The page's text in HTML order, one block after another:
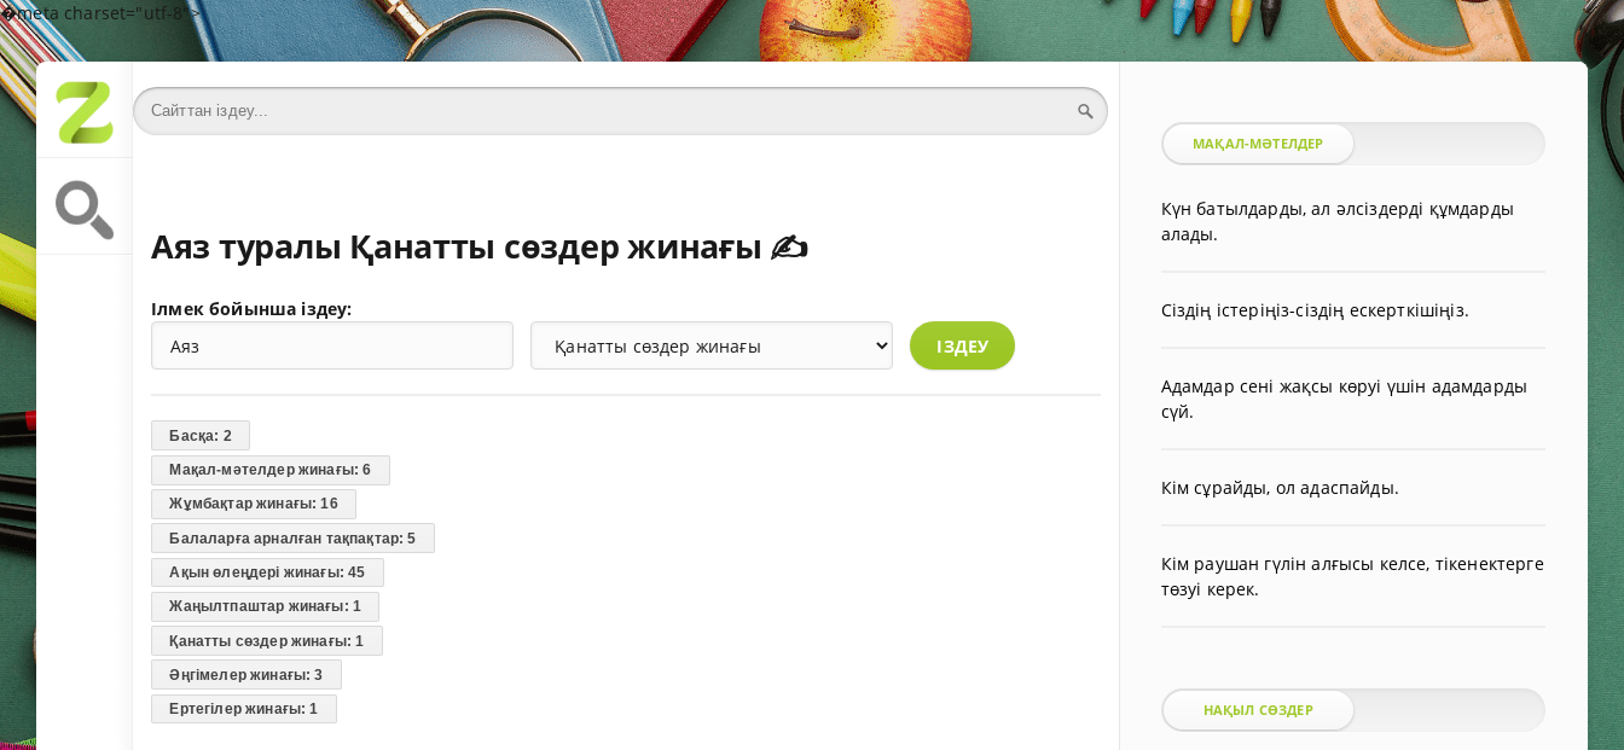
�meta charset="utf-8">
Аяз туралы Қанатты сөздер жинағы ✍️
Ілмек бойынша іздеу:
ІЗДЕУ
Басқа: 2
Мақал-мәтелдер жинағы: 6
Жұмбақтар жинағы: 16
Балаларға арналған тақпақтар: 5
Ақын өлеңдері жинағы: 45
Жаңылтпаштар жинағы: 1
Қанатты сөздер жинағы: 1
Әңгімелер жинағы: 3
Ертегілер жинағы: 1
МАҚАЛ-МӘТЕЛДЕР
Күн батылдарды, ал әлсіздерді құмдарды
алады.
Сіздің істеріңіз-сіздің ескерткішіңіз.
Адамдар сені жақсы көруі үшін адамдарды
сүй.
Кім сұрайды, ол адаспайды.
Кім раушан гүлін алғысы келсе, тікенектерге
төзуі керек.
НАҚЫЛ СӨЗДЕР